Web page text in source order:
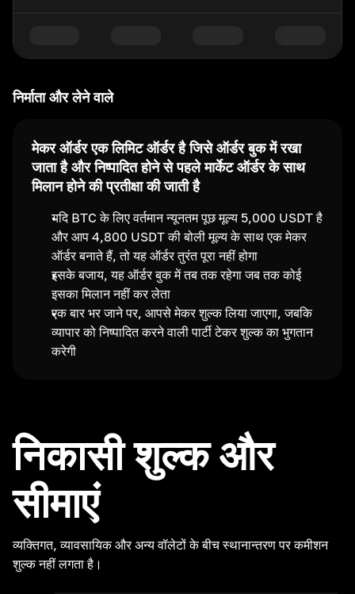
निर्माता और लेने वाले
मेकर ऑर्डर एक लिमिट ऑर्डर है जिसे ऑर्डर बुक में रखा
जाता है और निष्पादित होने से पहले मार्केट ऑर्डर के साथ
मिलान होने की प्रतीक्षा की जाती है
यदि BTC के लिए वर्तमान न्यूनतम पूछ मूल्य 5,000 USDT है
और आप 4,800 USDT की बोली मूल्य के साथ एक मेकर
ऑर्डर बनाते हैं, तो यह ऑर्डर तुरंत पूरा नहीं होगा
इसके बजाय, यह ऑर्डर बुक में तब तक रहेगा जब तक कोई
इसका मिलान नहीं कर लेता
एक बार भर जाने पर, आपसे मेकर शुल्क लिया जाएगा, जबकि
व्यापार को निष्पादित करने वाली पार्टी टेकर शुल्क का भुगतान
करेगी
निकासी शुल्क और
सीमाएं
व्यक्तिगत, व्यावसायिक और अन्य वॉलेटों के बीच स्थानान्तरण पर कमीशन
शुल्क नहीं लगता है।